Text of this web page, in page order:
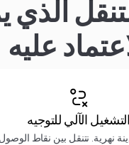
الذي
عليه
التشغيل الآلي للتوجيه
نهرية. نتنقل بين نقاط